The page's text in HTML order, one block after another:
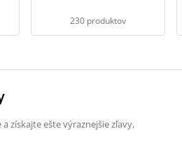
230 produktov
získajte ešte výraznejšie zľavy,